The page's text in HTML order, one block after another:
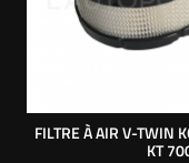
FILTRE À AIR V-TWIN
KT